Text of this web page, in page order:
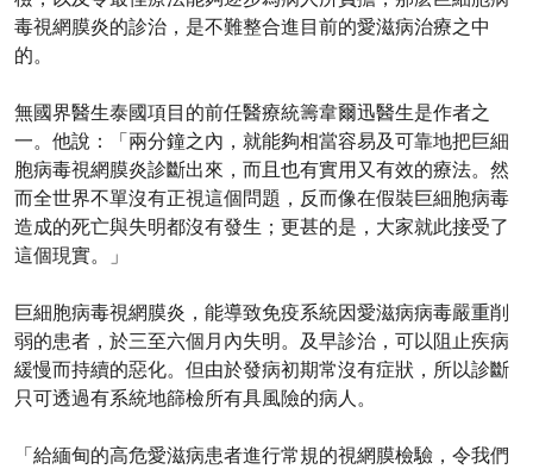
毒視網膜炎的診治，是不難整合進目前的愛滋病治療之中
的。
無國界醫生泰國項目的前任醫療統籌韋爾迅醫生是作者之
一。他說：「兩分鐘之內，就能夠相當容易及可靠地把巨細
胞病毒視網膜炎診斷出來，而且也有實用又有效的療法。然
而全世界不單沒有正視這個問題，反而像在假裝巨細胞病毒
造成的死亡與失明都沒有發生；更甚的是，大家就此接受了
這個現實。」
巨細胞病毒視網膜炎，能導致免疫系統因愛滋病病毒嚴重削
弱的患者，於三至六個月內失明。及早診治，可以阻止疾病
緩慢而持續的惡化。但由於發病初期常沒有症狀，所以診斷
只可透過有系統地篩檢所有具風險的病人。
「給緬甸的高危愛滋病患者進行常規的視網膜檢驗，令我們